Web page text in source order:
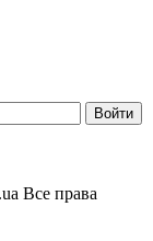
Все права